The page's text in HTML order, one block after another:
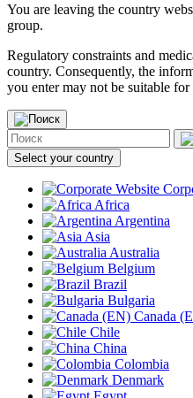
You are leaving the country
group.
Regulatory constraints and
country. Consequently, the
you enter may not be suitable
Select your country
Africa
Argentina
Asia
Australia
Belgium
Brazil
Bulgaria
Canada
Chile
China
Colombia
Denmark